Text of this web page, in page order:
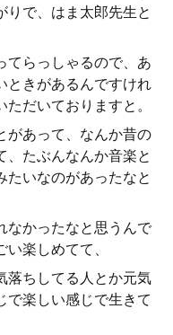
りで、はま太郎先生と
てらっしゃるので、あ
ときがあるんですけれ
だいておりますと。
があって、なんか昔の
、たぶんなんか音楽と
たいなのがあったなと
なかったなと思うんで
楽しめてて、
落ちしてる人とか元気
で楽しい感じで生きて